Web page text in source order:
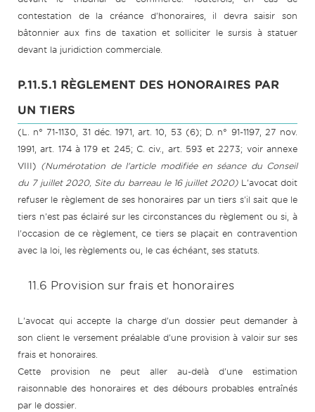
contestation de la créance d'honoraires, il devra saisir son
bâtonnier aux fins de taxation et solliciter le sursis à statuer
devant la juridiction commerciale.
P.11.5.1 RÈGLEMENT DES HONORAIRES PAR
UN TIERS
(L. n° 71-1130, 31 déc. 1971, art. 10, 53 (6); D. n° 91-1197, 27 nov.
1991, art. 174 à 179 et 245; C. civ., art. 593 et 2273; voir annexe
VIII) (Numérotation de l'article modifiée en séance du Conseil
du 7 juillet 2020, Site du barreau le 16 juillet 2020) L'avocat doit
refuser le règlement de ses honoraires par un tiers s'il sait que le
tiers n'est pas éclairé sur les circonstances du règlement ou si, à
l'occasion de ce règlement, ce tiers se plaçait en contravention
avec la loi, les règlements ou, le cas échéant, ses statuts.
11.6 Provision sur frais et honoraires
L'avocat qui accepte la charge d'un dossier peut demander à
son client le versement préalable d'une provision à valoir sur ses
frais et honoraires.
Cette provision ne peut aller au-delà d'une estimation
raisonnable des honoraires et des débours probables entraînés
par le dossier.